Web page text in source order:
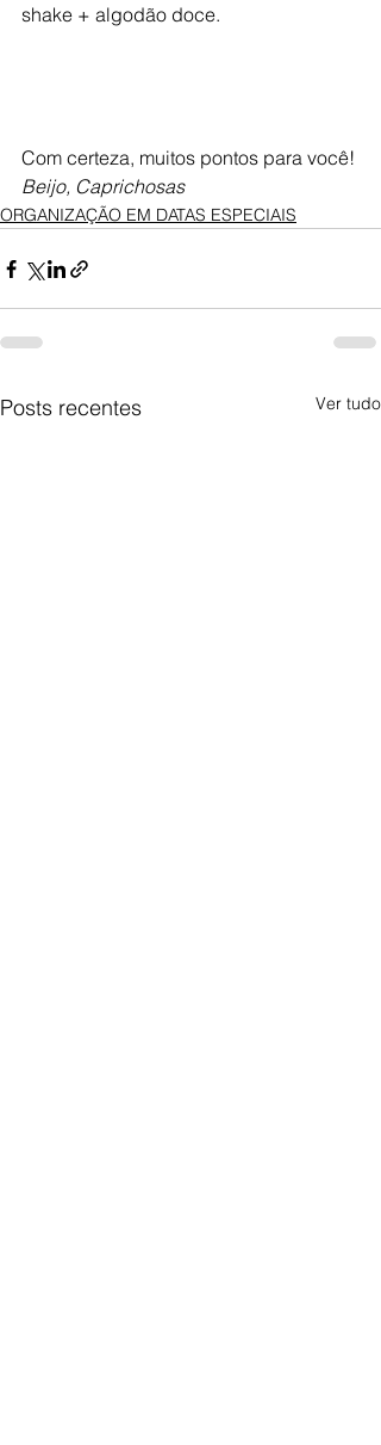
shake + algodão doce.
Com certeza, muitos pontos para você!
Beijo, Caprichosas
ORGANIZAÇÃO EM DATAS ESPECIAIS
Posts recentes Ver tudo